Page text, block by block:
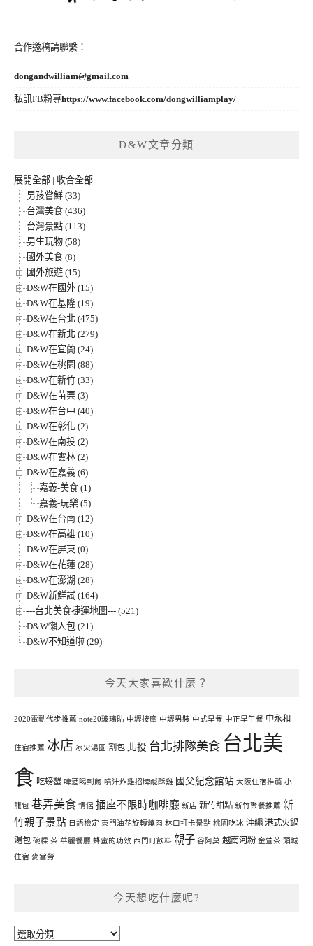
合作邀稿請聯繫：
dongandwilliam@gmail.com
私訊FB粉專https://www.facebook.com/dongwilliamplay/
D&W文章分類
展開全部 | 收合全部
男孩嘗鮮 (33)
台灣美食 (436)
台灣景點 (113)
男生玩物 (58)
國外美食 (8)
國外旅遊 (15)
D&W在國外 (15)
D&W在基隆 (19)
D&W在台北 (475)
D&W在新北 (279)
D&W在宜蘭 (24)
D&W在桃園 (88)
D&W在新竹 (33)
D&W在苗栗 (3)
D&W在台中 (40)
D&W在彰化 (2)
D&W在南投 (2)
D&W在雲林 (2)
D&W在嘉義 (6)
嘉義-美食 (1)
嘉義-玩樂 (5)
D&W在台南 (12)
D&W在高雄 (10)
D&W在屏東 (0)
D&W在花蓮 (28)
D&W在澎湖 (28)
D&W新鮮試 (164)
---台北美食捷運地圖--- (521)
D&W懶人包 (21)
D&W不知道啦 (29)
今天大家喜歡什麼？
2020電動代步推薦 note20玻璃貼 中壢按摩 中壢男裝 中式早餐 中正早午餐 中永和
住宿推薦 冰店 冰火湯圓 割包 北投 台北排隊美食 台北美
食 吃螃蟹 啤酒喝到飽 噴汁炸雞招牌鹹酥雞 國父紀念館站 大阪住宿推薦 小
籠包 巷弄美食 情侶 插座不限時咖啡廳 新店 新竹甜點 新竹聚餐推薦 新
竹親子景點 日語檢定 東門油花旋轉燒肉 林口打卡景點 桃園吃冰 沖繩 港式火鍋
湯包 碗粿 茶 華麗餐廳 蜂蜜的功效 西門町飲料 親子 谷阿莫 越南河粉 金萱茶 頭城
住宿 麥當勞
今天想吃什麼呢?
今